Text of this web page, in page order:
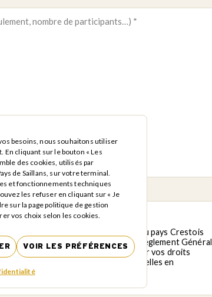
besoins, nous souhaitons utiliser
cliquant sur le bouton « Les
des cookies, utilisés par
de Saillans, sur votre terminal.
et fonctionnements techniques
les refuser en cliquant sur « Je
sur la page politique de gestion
vos choix selon les cookies.
VOIR LES PRÉFÉRENCES
la Communauté de Communes du pays Crestois
demande. Conformément au Règlement Général
vous pouvez demander à exercer vos droits
de vos données personnelles en
du formulaire